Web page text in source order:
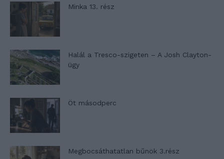
Minka 13. rész
Halál a Tresco-szigeten – A Josh Clayton-
ügy
Öt másodperc
Megbocsáthatatlan bűnök 3.rész